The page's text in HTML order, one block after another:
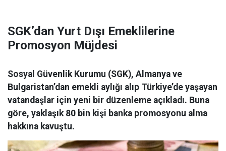
SGK’dan Yurt Dışı Emeklilerine
Promosyon Müjdesi
Sosyal Güvenlik Kurumu (SGK), Almanya ve
Bulgaristan’dan emekli aylığı alıp Türkiye’de yaşayan
vatandaşlar için yeni bir düzenleme açıkladı. Buna
göre, yaklaşık 80 bin kişi banka promosyonu alma
hakkına kavuştu.